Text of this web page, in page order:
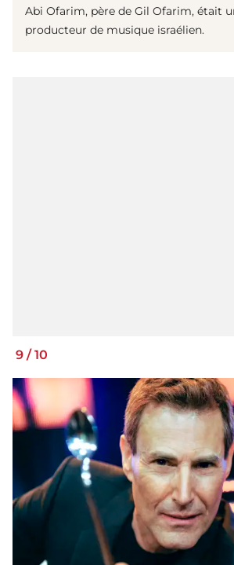
Abi Ofarim, père de Gil Ofarim, était
producteur de musique israélien.
9 /10